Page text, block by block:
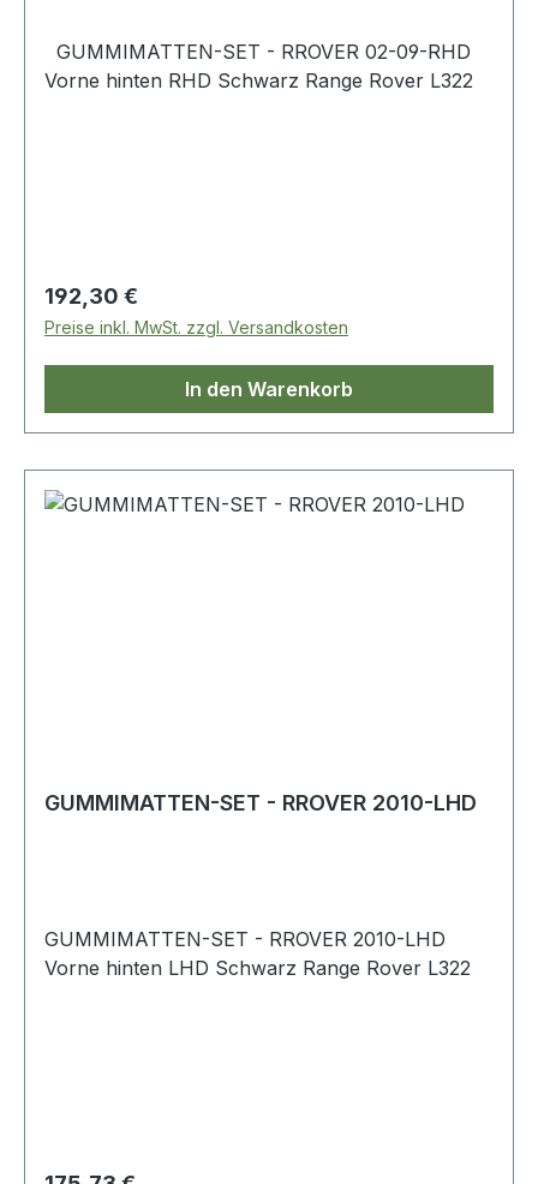
GUMMIMATTEN-SET - RROVER 02-09-RHD
Vorne hinten RHD Schwarz Range Rover L322
Regulärer Preis:
192,30 €
Preise inkl. MwSt. zzgl. Versandkosten
In den Warenkorb
GUMMIMATTEN-SET - RROVER 2010-LHD
GUMMIMATTEN-SET - RROVER 2010-LHD
Vorne hinten LHD Schwarz Range Rover L322